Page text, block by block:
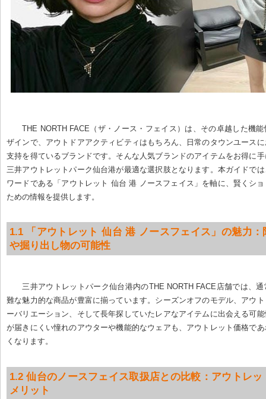
THE NORTH FACE（ザ・ノース・フェイス）は、その卓越した機
ザインで、アウトドアアクティビティはもちろん、日常のタウンユース
支持を得ているブランドです。そんな人気ブランドのアイテムをお得に
三井アウトレットパーク仙台港が最適な選択肢となります。本ガイドで
ワードである「アウトレット 仙台 港 ノースフェイス」を軸に、賢くシ
ための情報を提供します。
1.1 「アウトレット 仙台 港 ノースフェイス」の魅力：
や掘り出し物の可能性
三井アウトレットパーク仙台港内のTHE NORTH FACE店舗では、
難な魅力的な商品が豊富に揃っています。シーズンオフのモデル、アウ
ーバリエーション、そして長年探していたレアなアイテムに出会える可
が届きにくい憧れのアウターや機能的なウェアも、アウトレット価格で
くなります。
1.2 仙台のノースフェイス取扱店との比較：アウトレッ
メリット